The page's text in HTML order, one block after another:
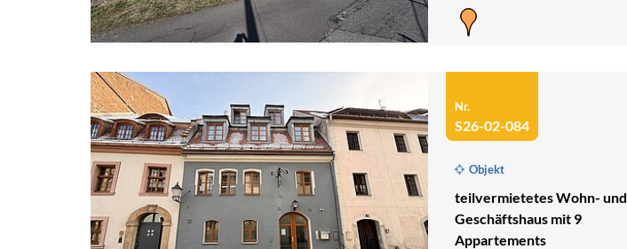
Nr.
S26-02-084
Objekt
teilvermietetes Wohn- und
Geschäftshaus mit 9
Appartements